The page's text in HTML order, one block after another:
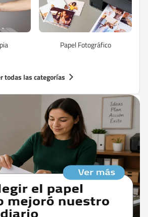
Papel Fotográfico
todas las categorías